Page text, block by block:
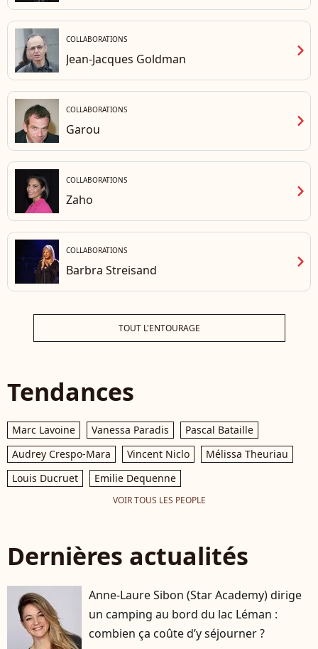
COLLABORATIONS
Jean-Jacques Goldman chevron_right
COLLABORATIONS
Garou chevron_right
COLLABORATIONS
Zaho chevron_right
COLLABORATIONS
Barbra Streisand chevron_right
TOUT L'ENTOURAGE
Tendances
Marc Lavoine Vanessa Paradis
Pascal Bataille
Audrey Crespo-Mara
Vincent Niclo
Mélissa Theuriau
Louis Ducruet
Emilie Dequenne
VOIR TOUS LES PEOPLE
Dernières actualités
Anne-Laure Sibon (Star Academy) dirige
un camping au bord du lac Léman :
combien ça coûte d’y séjourner ?